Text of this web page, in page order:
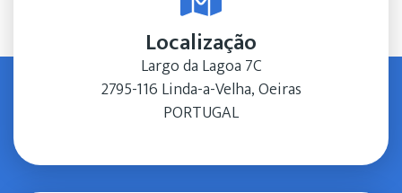
Localização
Largo da Lagoa 7C
2795-116 Linda-a-Velha, Oeiras
PORTUGAL